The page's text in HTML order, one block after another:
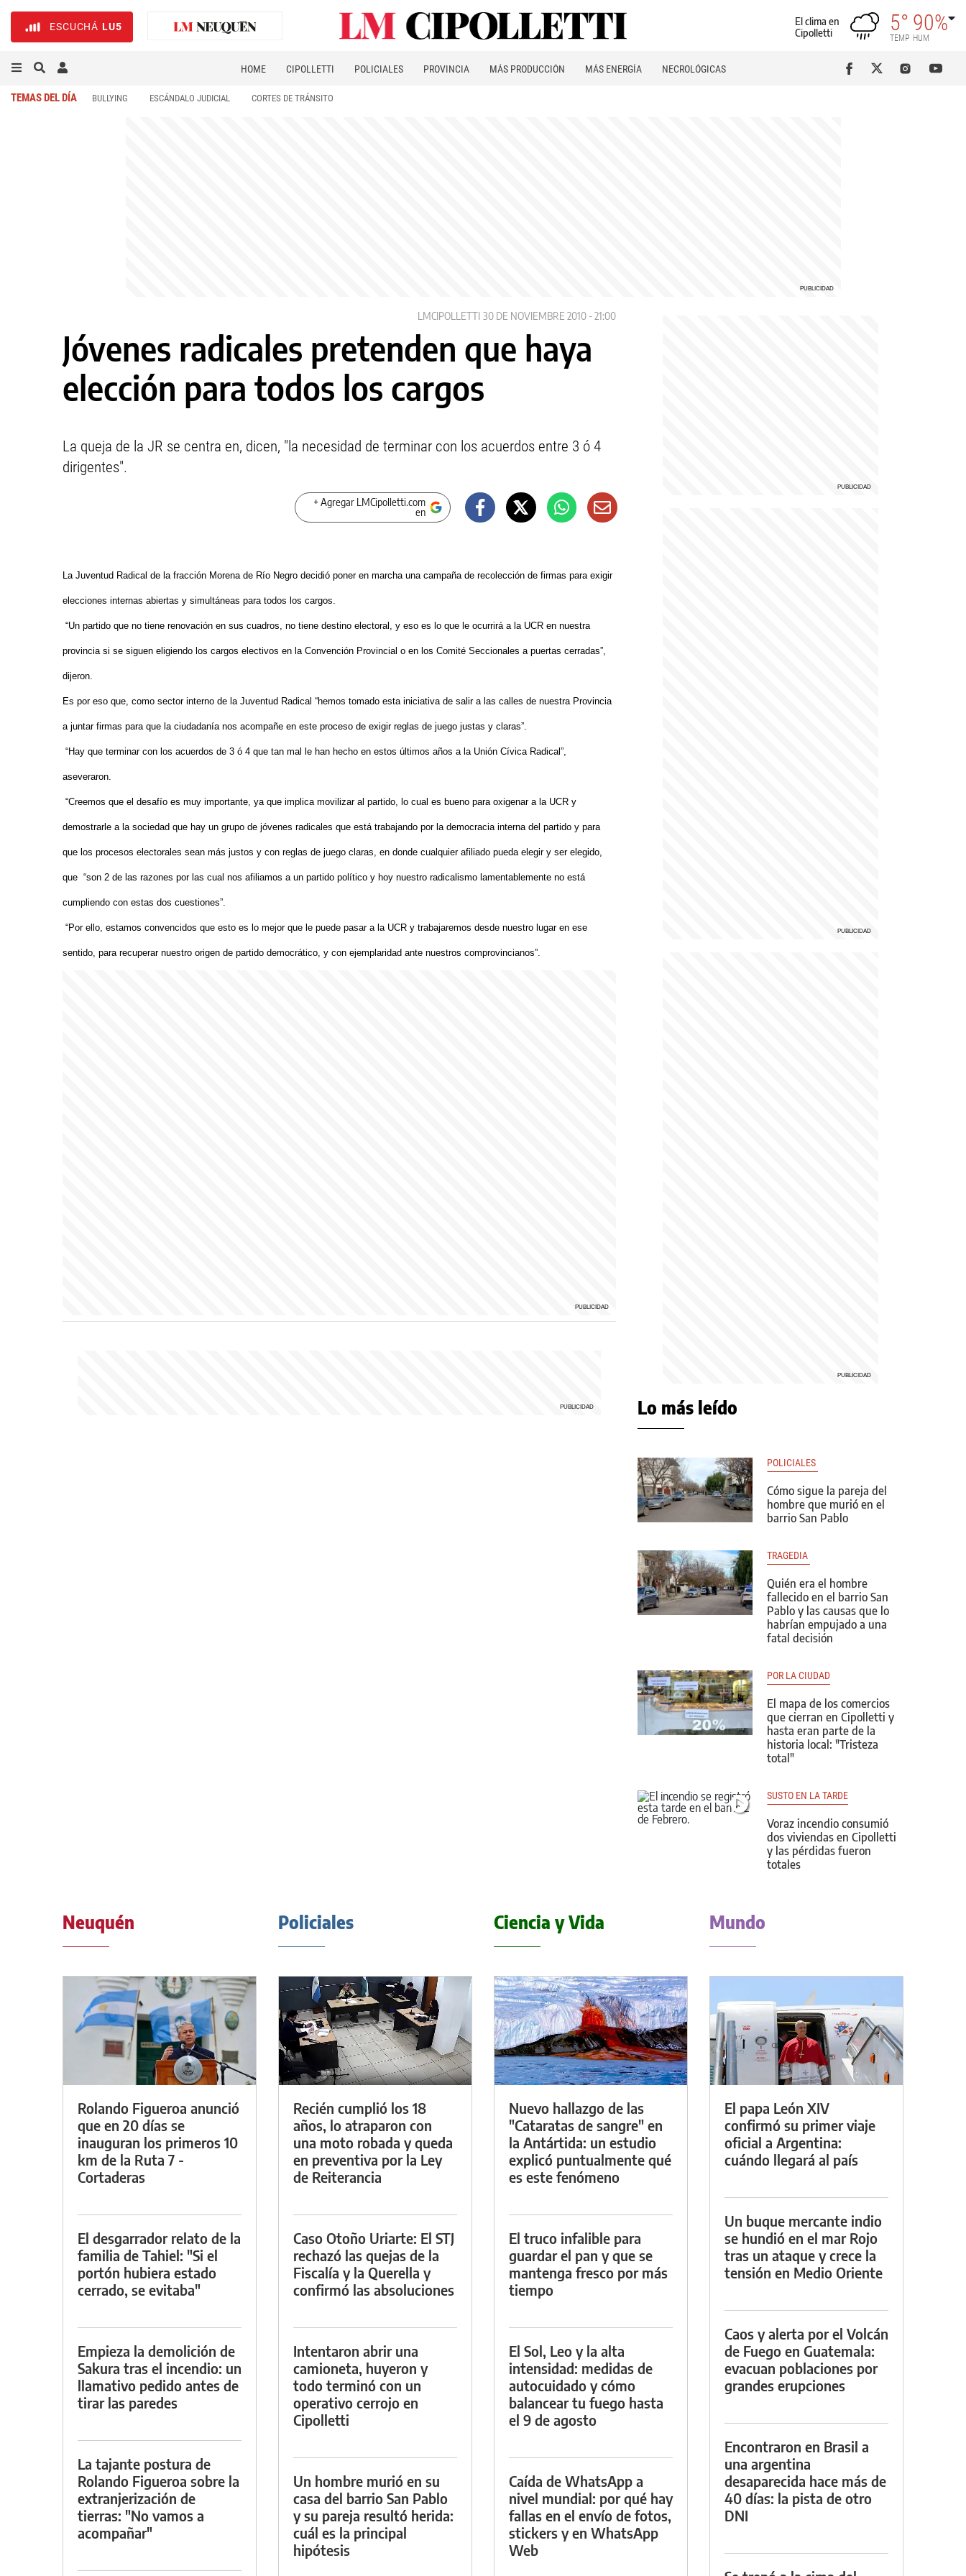
ESCUCHÁ LU5
El clima en
Cipolletti
5°
TEMP
90%
HUM
HOME CIPOLLETTI POLICIALES PROVINCIA MÁS PRODUCCIÓN MÁS ENERGÍA NECROLÓGICAS
TEMAS DEL DÍA BULLYING ESCÁNDALO JUDICIAL CORTES DE TRÁNSITO
LMCIPOLLETTI 30 DE NOVIEMBRE 2010 - 21:00
Jóvenes radicales pretenden que haya
elección para todos los cargos
La queja de la JR se centra en, dicen, "la necesidad de terminar con los acuerdos entre 3 ó 4
dirigentes".
+ Agregar LMCipolletti.com
en
La Juventud Radical de la fracción Morena de Río Negro decidió poner en marcha una campaña de recolección de firmas para exigir
elecciones internas abiertas y simultáneas para todos los cargos.
“Un partido que no tiene renovación en sus cuadros, no tiene destino electoral, y eso es lo que le ocurrirá a la UCR en nuestra
provincia si se siguen eligiendo los cargos electivos en la Convención Provincial o en los Comité Seccionales a puertas cerradas”,
dijeron.
Es por eso que, como sector interno de la Juventud Radical “hemos tomado esta iniciativa de salir a las calles de nuestra Provincia
a juntar firmas para que la ciudadanía nos acompañe en este proceso de exigir reglas de juego justas y claras”.
“Hay que terminar con los acuerdos de 3 ó 4 que tan mal le han hecho en estos últimos años a la Unión Cívica Radical”,
aseveraron.
“Creemos que el desafío es muy importante, ya que implica movilizar al partido, lo cual es bueno para oxigenar a la UCR y
demostrarle a la sociedad que hay un grupo de jóvenes radicales que está trabajando por la democracia interna del partido y para
que los procesos electorales sean más justos y con reglas de juego claras, en donde cualquier afiliado pueda elegir y ser elegido,
que “son 2 de las razones por las cual nos afiliamos a un partido político y hoy nuestro radicalismo lamentablemente no está
cumpliendo con estas dos cuestiones”.
“Por ello, estamos convencidos que esto es lo mejor que le puede pasar a la UCR y trabajaremos desde nuestro lugar en ese
sentido, para recuperar nuestro origen de partido democrático, y con ejemplaridad ante nuestros comprovincianos”.
Lo más leído
POLICIALES
Cómo sigue la pareja del
hombre que murió en el
barrio San Pablo
TRAGEDIA
Quién era el hombre
fallecido en el barrio San
Pablo y las causas que lo
habrían empujado a una
fatal decisión
POR LA CIUDAD
El mapa de los comercios
que cierran en Cipolletti y
hasta eran parte de la
historia local: "Tristeza
total"
SUSTO EN LA TARDE
Voraz incendio consumió
dos viviendas en Cipolletti
y las pérdidas fueron
totales
Neuquén
Rolando Figueroa anunció
que en 20 días se
inauguran los primeros 10
km de la Ruta 7 -
Cortaderas
El desgarrador relato de la
familia de Tahiel: "Si el
portón hubiera estado
cerrado, se evitaba"
Empieza la demolición de
Sakura tras el incendio: un
llamativo pedido antes de
tirar las paredes
La tajante postura de
Rolando Figueroa sobre la
extranjerización de
tierras: "No vamos a
acompañar"
Policiales
Recién cumplió los 18
años, lo atraparon con
una moto robada y queda
en preventiva por la Ley
de Reiterancia
Caso Otoño Uriarte: El STJ
rechazó las quejas de la
Fiscalía y la Querella y
confirmó las absoluciones
Intentaron abrir una
camioneta, huyeron y
todo terminó con un
operativo cerrojo en
Cipolletti
Un hombre murió en su
casa del barrio San Pablo
y su pareja resultó herida:
cuál es la principal
hipótesis
Ciencia y Vida
Nuevo hallazgo de las
"Cataratas de sangre" en
la Antártida: un estudio
explicó puntualmente qué
es este fenómeno
El truco infalible para
guardar el pan y que se
mantenga fresco por más
tiempo
El Sol, Leo y la alta
intensidad: medidas de
autocuidado y cómo
balancear tu fuego hasta
el 9 de agosto
Caída de WhatsApp a
nivel mundial: por qué hay
fallas en el envío de fotos,
stickers y en WhatsApp
Web
Mundo
El papa León XIV
confirmó su primer viaje
oficial a Argentina:
cuándo llegará al país
Un buque mercante indio
se hundió en el mar Rojo
tras un ataque y crece la
tensión en Medio Oriente
Caos y alerta por el Volcán
de Fuego en Guatemala:
evacuan poblaciones por
grandes erupciones
Encontraron en Brasil a
una argentina
desaparecida hace más de
40 días: la pista de otro
DNI